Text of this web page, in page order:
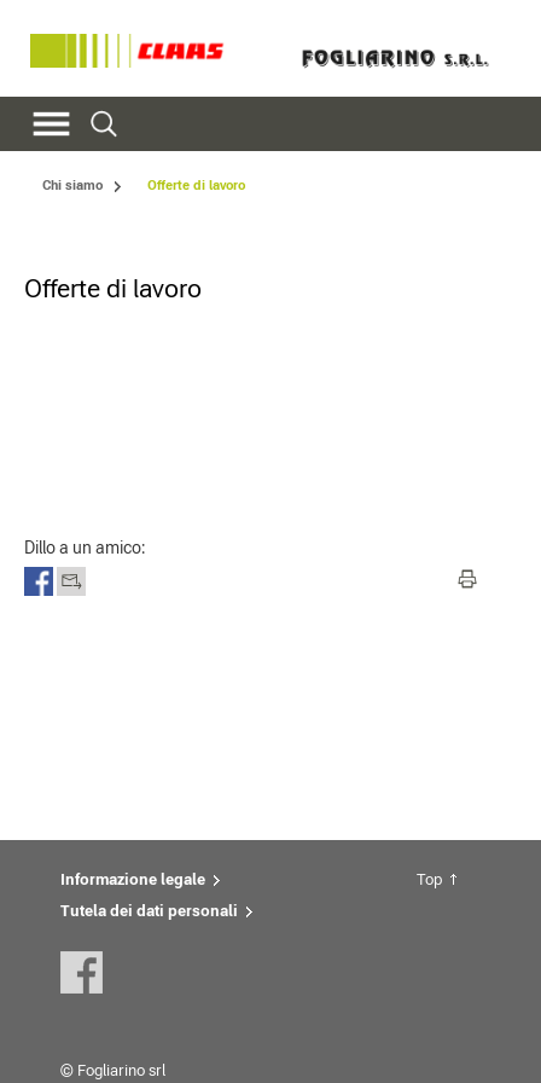
Chi siamo Offerte di lavoro
Offerte di lavoro
Dillo a un amico:
Informazione legale
Tutela dei dati personali
Top
© Fogliarino srl